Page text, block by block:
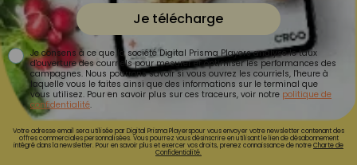
Je télécharge
Je consens à ce que la société Digital Prisma Players analyse le taux
d'ouverture des courriels pour mesurer et optimiser les performances des
campagnes. Nous pourrons savoir si vous ouvrez les courriels, l'heure à
laquelle vous le faites ainsi que des informations sur le terminal que
vous utilisez. Pour en savoir plus sur ces traceurs, voir notre politique de
confidentialité.
Votre adresse email sera utilisée par Digital Prisma Playerspour vous envoyer votre newsletter contenant des
offres commerciales personnalisées. Vous pourrez vous désinscrire en utilisant le lien de désabonnement
intégré dans la newsletter. Pour en savoir plus et exercer vos droits, prenez connaissance de notreCharte de
Confidentialité.